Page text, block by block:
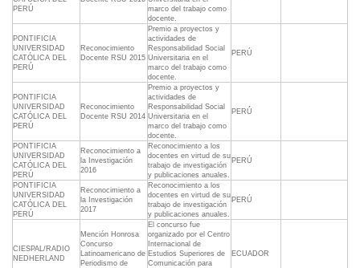
PERÚ
marco del trabajo como
docente.
PONTIFICIA
UNIVERSIDAD
CATÓLICA DEL
PERÚ
Reconocimiento
Docente RSU 2015
Premio a proyectos y
actividades de
Responsabilidad Social
Universitaria en el
marco del trabajo como
docente.
PERÚ
PONTIFICIA
UNIVERSIDAD
CATÓLICA DEL
PERÚ
Reconocimiento
Docente RSU 2014
Premio a proyectos y
actividades de
Responsabilidad Social
Universitaria en el
marco del trabajo como
docente.
PERÚ
PONTIFICIA
UNIVERSIDAD
CATÓLICA DEL
PERÚ
Reconocimiento a
la Investigación
2016
Reconocimiento a los
docentes en virtud de su
trabajo de investigación
y publicaciones anuales.
PERÚ
PONTIFICIA
UNIVERSIDAD
CATÓLICA DEL
PERÚ
Reconocimiento a
la Investigación
2017
Reconocimiento a los
docentes en virtud de su
trabajo de investigación
y publicaciones anuales.
PERÚ
CIESPAL/RADIO
NEDHERLAND
Mención Honrosa
Concurso
Latinoamericano de
Periodismo de
El concurso fue
organizado por el Centro
Internacional de
Estudios Superiores de
Comunicación para
ECUADOR